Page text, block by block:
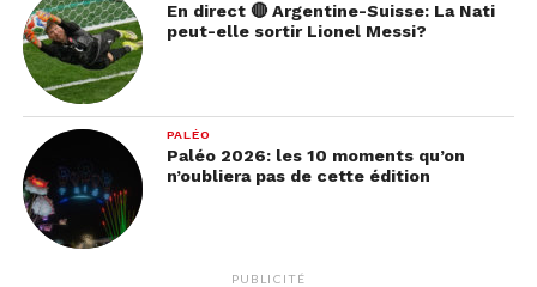
En direct 🔴 Argentine-Suisse: La Nati
peut-elle sortir Lionel Messi?
PALÉO
Paléo 2026: les 10 moments qu’on
n’oubliera pas de cette édition
PUBLICITÉ